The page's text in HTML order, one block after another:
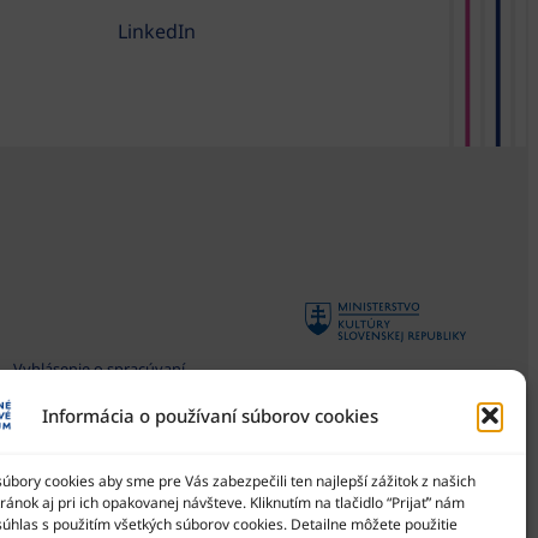
Informácia o používaní súborov cookies
cookies aby sme pre Vás zabezpečili ten najlepší zážitok z našich
aj pri ich opakovanej návšteve. Kliknutím na tlačidlo “Prijať” nám
s použitím všetkých súborov cookies. Detailne môžete použitie
LinkedIn
Vyhlásenie o spracúvaní
Všeobecné podmienky súťaží
cookies
Vyhlásenie o prístupnosti
Národné osvetové centrum
kultúry SR